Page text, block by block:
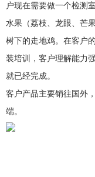
户现在需要做一个检测
水果（荔枝、龙眼、芒
树下的走地鸡。在客户
装培训，客户理解能力
就已经完成。
客户产品主要销往国外
端。